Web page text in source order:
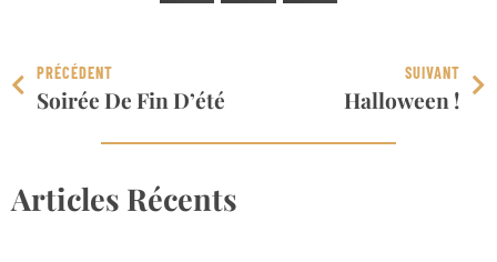
PRÉCÉDENT
Soirée De Fin D’été
SUIVANT
Halloween !
Articles Récents